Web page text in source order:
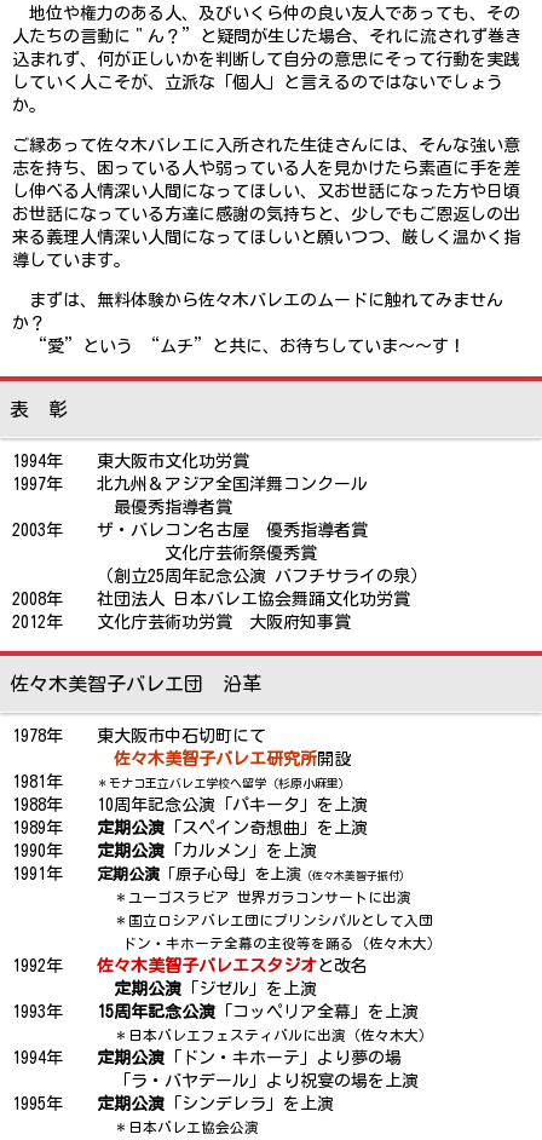
地位や権力のある人、及びいくら仲の良い友人であっても、その
人たちの言動に＂ん？”と疑問が生じた場合、それに流されず巻き
込まれず、何が正しいかを判断して自分の意思にそって行動を実践
していく人こそが、立派な「個人」と言えるのではないでしょう
か。
ご縁あって佐々木バレエに入所された生徒さんには、そんな強い意
志を持ち、困っている人や弱っている人を見かけたら素直に手を差
し伸べる人情深い人間になってほしい、又お世話になった方や日頃
お世話になっている方達に感謝の気持ちと、少しでもご恩返しの出
来る義理人情深い人間になってほしいと願いつつ、厳しく温かく指
導しています。
まずは、無料体験から佐々木バレエのムードに触れてみません
か？
“愛”という “ムチ”と共に、お待ちしていま～～す！
表 彰
1994年 東大阪市文化功労賞
1997年 北九州＆アジア全国洋舞コンクール
最優秀指導者賞
2003年 ザ・バレコン名古屋 優秀指導者賞
文化庁芸術祭優秀賞
（創立25周年記念公演 バフチサライの泉）
2008年 社団法人 日本バレエ協会舞踊文化功労賞
2012年 文化庁芸術功労賞 大阪府知事賞
佐々木美智子バレエ団 沿革
1978年 東大阪市中石切町にて
佐々木美智子バレエ研究所開設
1981年
＊モナコ王立バレエ学校へ留学（杉原小麻里）
1988年 10周年記念公演「パキータ」を上演
1989年 定期公演 「スペイン奇想曲」を上演
1990年 定期公演 「カルメン」を上演
1991年
定期公演 「原子心母」を上演 （佐々木美智子振付）
＊ユーゴスラビア 世界ガラコンサートに出演
＊国立ロシアバレエ団にプリンシパルとして入団
ドン・キホーテ全幕の主役等を踊る（佐々木大）
1992年 佐々木美智子バレエスタジオと改名
定期公演 「ジゼル」を上演
1993年
15周年記念公演 「コッペリア全幕」を上演
＊日本バレエフェスティバルに出演（佐々木大）
1994年 定期公演 「ドン・キホーテ」より夢の場
「ラ・バヤデール」より祝宴の場を上演
1995年 定期公演 「シンデレラ」を上演
＊日本バレエ協会公演